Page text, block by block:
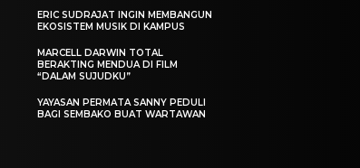
ERIC SUDRAJAT INGIN MEMBANGUN
EKOSISTEM MUSIK DI KAMPUS
MARCELL DARWIN TOTAL
BERAKTING MENDUA DI FILM
“DALAM SUJUDKU”
YAYASAN PERMATA SANNY PEDULI
BAGI SEMBAKO BUAT WARTAWAN